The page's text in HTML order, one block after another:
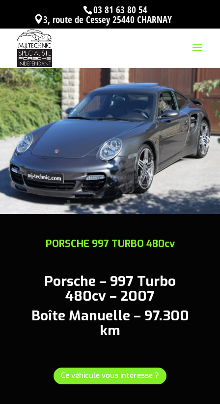
03 81 63 80 54
3, route de Cessey 25440 CHARNAY
PORSCHE 997 TURBO 480cv
Porsche – 997 Turbo
480cv – 2007
Boîte Manuelle – 97.300
km
Ce véhicule vous intéresse ?